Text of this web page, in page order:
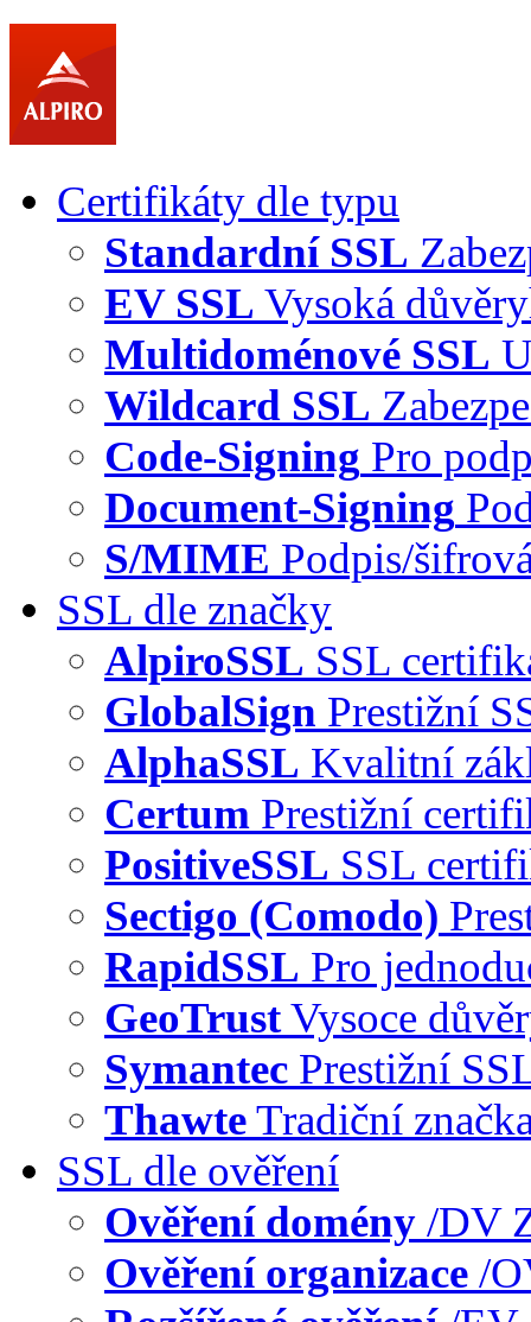
Certifikáty dle typu
Standardní SSL
EV SSL Vysoká
Multidoménové SSL
Wildcard SSL
Code-Signing Pro
Document-Signing
S/MIME Podpis/
SSL dle značky
AlpiroSSL SSL
GlobalSign Prestižní
AlphaSSL Kvalitní
Certum Prestižní
PositiveSSL SSL
Sectigo (Comodo)
RapidSSL Pro
GeoTrustVysoce
Symantec Prestižní
ThawteTradiční
SSL dle ověření
Ověření domény /DV
Ověření organizace /